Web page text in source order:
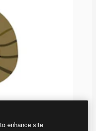
enhance site